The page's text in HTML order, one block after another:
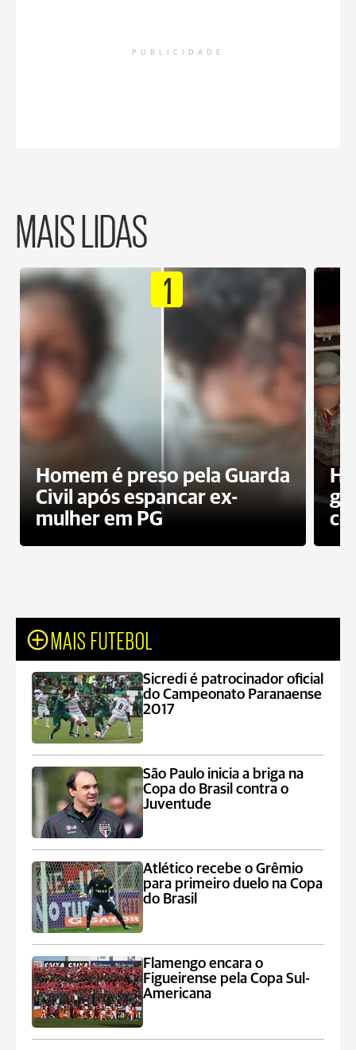
PUBLICIDADE
MAIS LIDAS
1
Homem é preso pela Guarda
Civil após espancar ex-
mulher em PG
MAIS FUTEBOL
Sicredi é patrocinador oficial
do Campeonato Paranaense
2017
São Paulo inicia a briga na
Copa do Brasil contra o
Juventude
Atlético recebe o Grêmio
para primeiro duelo na Copa
do Brasil
Flamengo encara o
Figueirense pela Copa Sul-
Americana